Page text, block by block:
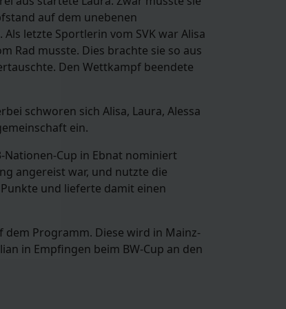
auf dem unebenen
letzte Sportlerin vom SVK war Alisa
Rad musste. Dies brachte sie so aus
Den Wettkampf beendete
schworen sich Alisa, Laura, Alessa
ein.
Cup in Ebnat nominiert
angereist war, und nutzte die
Punkte und lieferte damit einen
dem Programm. Diese wird in Mainz-
in Empfingen beim BW-Cup an den